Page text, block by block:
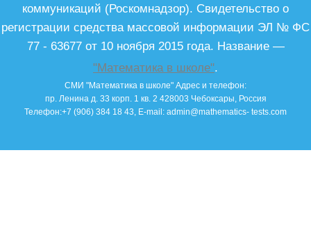
коммуникаций (Роскомнадзор). Свидетельство о
регистрации средства массовой информации ЭЛ № ФС
77 - 63677 от 10 ноября 2015 года. Название —
"Математика в школе".
СМИ "Математика в школе" Адрес и телефон:
пр. Ленина д. 33 корп. 1 кв. 2 428003 Чебоксары, Россия
Телефон:+7 (906) 384 18 43 , E-mail: admin@mathematics- tests.com